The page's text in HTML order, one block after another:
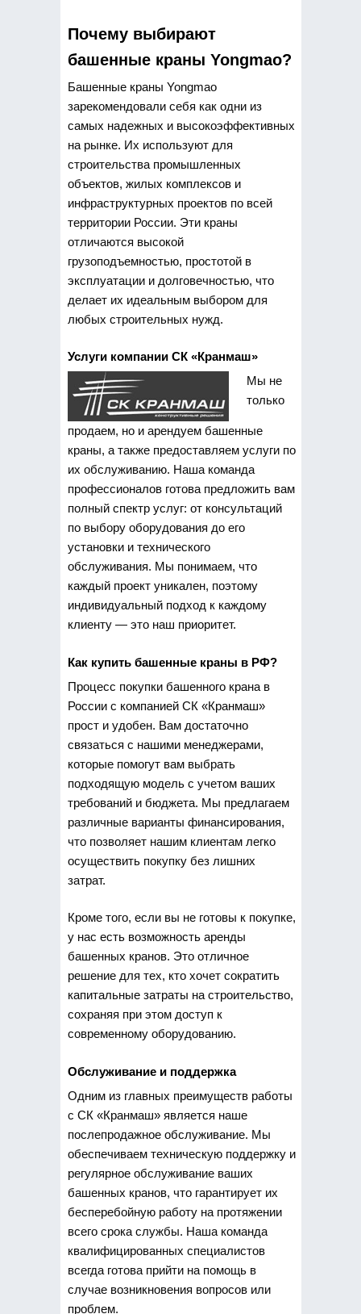
Почему выбирают
башенные краны Yongmao?
Башенные краны Yongmao
зарекомендовали себя как одни из
самых надежных и высокоэффективных
на рынке. Их используют для
строительства промышленных
объектов, жилых комплексов и
инфраструктурных проектов по всей
территории России. Эти краны
отличаются высокой
грузоподъемностью, простотой в
эксплуатации и долговечностью, что
делает их идеальным выбором для
любых строительных нужд.
Услуги компании СК «Кранмаш»
Мы не
только
продаем, но и арендуем башенные
краны, а также предоставляем услуги по
их обслуживанию. Наша команда
профессионалов готова предложить вам
полный спектр услуг: от консультаций
по выбору оборудования до его
установки и технического
обслуживания. Мы понимаем, что
каждый проект уникален, поэтому
индивидуальный подход к каждому
клиенту — это наш приоритет.
Как купить башенные краны в РФ?
Процесс покупки башенного крана в
России с компанией СК «Кранмаш»
прост и удобен. Вам достаточно
связаться с нашими менеджерами,
которые помогут вам выбрать
подходящую модель с учетом ваших
требований и бюджета. Мы предлагаем
различные варианты финансирования,
что позволяет нашим клиентам легко
осуществить покупку без лишних
затрат.
Кроме того, если вы не готовы к покупке,
у нас есть возможность аренды
башенных кранов. Это отличное
решение для тех, кто хочет сократить
капитальные затраты на строительство,
сохраняя при этом доступ к
современному оборудованию.
Обслуживание и поддержка
Одним из главных преимуществ работы
с СК «Кранмаш» является наше
послепродажное обслуживание. Мы
обеспечиваем техническую поддержку и
регулярное обслуживание ваших
башенных кранов, что гарантирует их
бесперебойную работу на протяжении
всего срока службы. Наша команда
квалифицированных специалистов
всегда готова прийти на помощь в
случае возникновения вопросов или
проблем.